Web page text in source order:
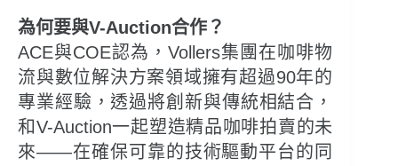
為何要與V-Auction合作？
ACE與COE認為，Vollers集團在咖啡物
流與數位解決方案領域擁有超過90年的
專業經驗，透過將創新與傳統相結合，
和V-Auction一起塑造精品咖啡拍賣的未
來——在確保可靠的技術驅動平台的同